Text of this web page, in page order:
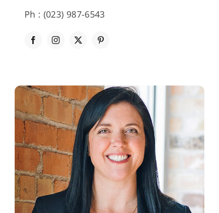
Ph : (023) 987-6543